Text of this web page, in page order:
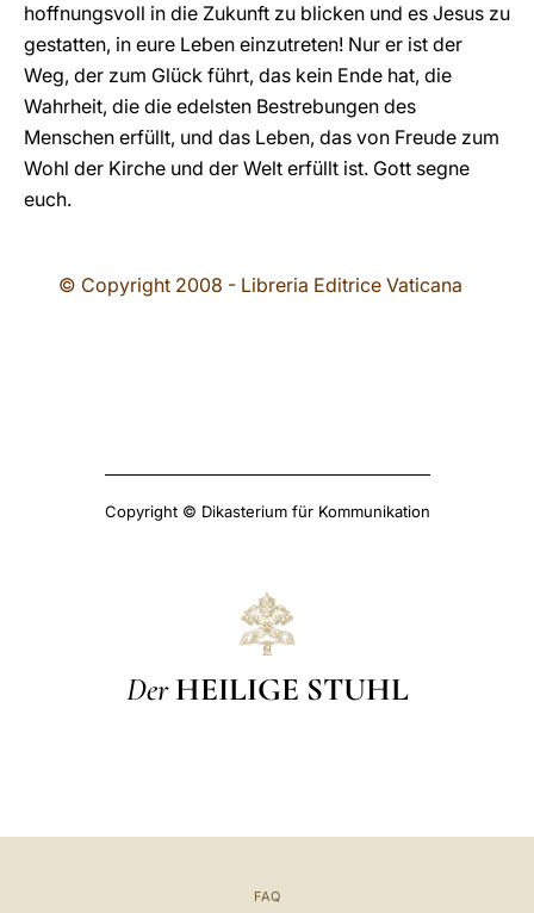
hoffnungsvoll in die Zukunft zu blicken und es Jesus zu
gestatten, in eure Leben einzutreten! Nur er ist der
Weg, der zum Glück führt, das kein Ende hat, die
Wahrheit, die die edelsten Bestrebungen des
Menschen erfüllt, und das Leben, das von Freude zum
Wohl der Kirche und der Welt erfüllt ist. Gott segne
euch.
© Copyright 2008 - Libreria Editrice Vaticana
Copyright © Dikasterium für Kommunikation
Der HEILIGE STUHL
FAQ